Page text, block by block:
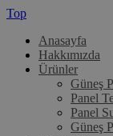
Top
Anasayfa
Hakkımızda
Ürünler
Güneş
Panel
Panel
Güneş